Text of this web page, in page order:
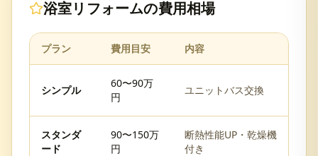
浴室リフォームの費用相場
プラン 費用目安 内容
シンプル
60〜90万
円
ユニットバス交換
スタンダ
ード
90〜150万
円
断熱性能UP・乾燥機
付き